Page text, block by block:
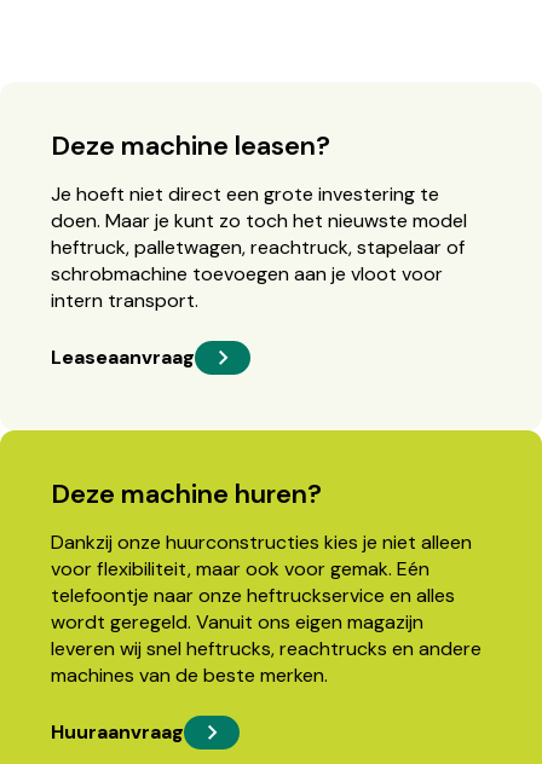
Deze machine leasen?
Je hoeft niet direct een grote investering te
doen. Maar je kunt zo toch het nieuwste model
heftruck, palletwagen, reachtruck, stapelaar of
schrobmachine toevoegen aan je vloot voor
intern transport.
Leaseaanvraag
Deze machine huren?
Dankzij onze huurconstructies kies je niet alleen
voor flexibiliteit, maar ook voor gemak. Eén
telefoontje naar onze heftruckservice en alles
wordt geregeld. Vanuit ons eigen magazijn
leveren wij snel heftrucks, reachtrucks en andere
machines van de beste merken.
Huuraanvraag